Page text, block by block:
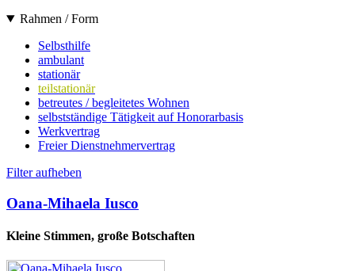
Rahmen / Form
Selbsthilfe
ambulant
stationär
teilstationär
betreutes / begleitetes Wohnen
selbstständige Tätigkeit auf Honorarbasis
Werkvertrag
Freier Dienstnehmervertrag
Filter aufheben
Oana-Mihaela Iusco
Kleine Stimmen, große Botschaften